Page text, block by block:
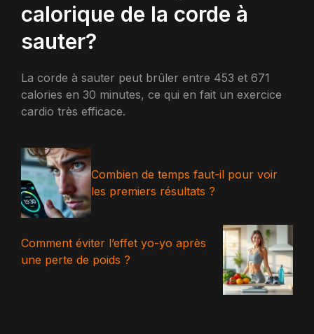
calorique de la corde à
sauter?
La corde à sauter peut brûler entre 453 et 671
calories en 30 minutes, ce qui en fait un exercice
cardio très efficace.
Combien de temps faut-il pour voir
les premiers résultats ?
Comment éviter l’effet yo-yo après
une perte de poids ?